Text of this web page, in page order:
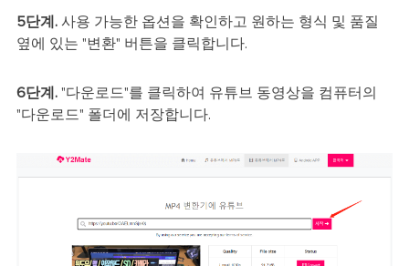
5단계. 사용 가능한 옵션을 확인하고 원하는 형식 및 품질
옆에 있는 "변환" 버튼을 클릭합니다.
6단계. "다운로드"를 클릭하여 유튜브 동영상을 컴퓨터의
"다운로드" 폴더에 저장합니다.